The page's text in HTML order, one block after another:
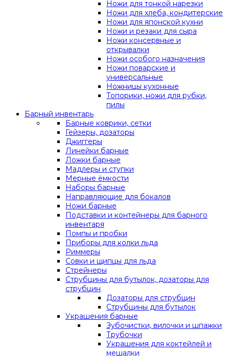
Ножи для тонкой нарезки
Ножи для хлеба, кондитерские
Ножи для японской кухни
Ножи и резаки для сыра
Ножи консервные и
открывалки
Ножи особого назначения
Ножи поварские и
универсальные
Ножницы кухонные
Топорики, ножи для рубки,
пилы
Барный инвентарь
Барные коврики, сетки
Гейзеры, дозаторы
Джиггеры
Линейки барные
Ложки барные
Мадлеры и ступки
Мерные ёмкости
Наборы барные
Направляющие для бокалов
Ножи барные
Подставки и контейнеры для барного
инвентаря
Помпы и пробки
Приборы для колки льда
Риммеры
Совки и щипцы для льда
Стрейнеры
Струбцины для бутылок, дозаторы для
струбцин
Дозаторы для струбцин
Струбцины для бутылок
Украшения барные
Зубочистки, вилочки и шпажки
Трубочки
Украшения для коктейлей и
мешалки